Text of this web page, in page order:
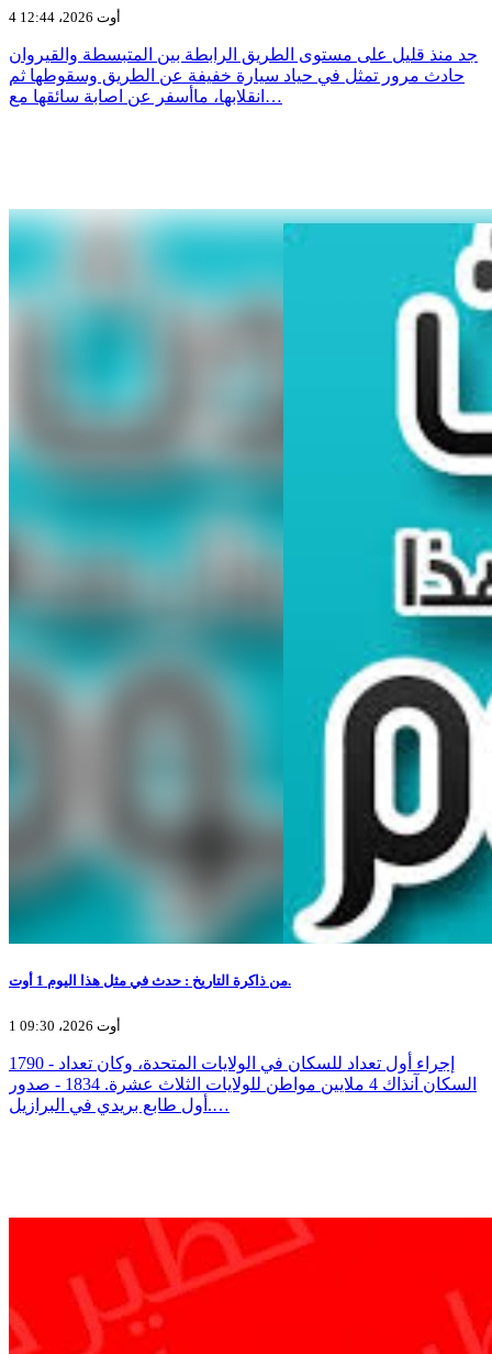
4 أوت 2026، 12:44
جد منذ قليل على مستوى الطريق الرابطة بين المتبسطة والقيروان
حادث مرور تمثل في حياد سيارة خفيفة عن الطريق وسقوطها ثم
انقلابها، ماأسفر عن اصابة سائقها مع…
من ذاكرة التاريخ : حدث في مثل هذا اليوم 1 أوت.
1 أوت 2026، 09:30
1790 - إجراء أول تعداد للسكان في الولايات المتحدة، وكان تعداد
السكان آنذاك 4 ملايين مواطن للولايات الثلاث عشرة. 1834 - صدور
أول طابع بريدي في البرازيل.…